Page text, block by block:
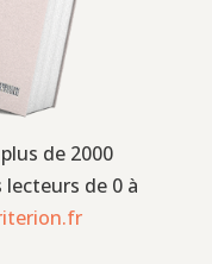
de 2000
de 0 à